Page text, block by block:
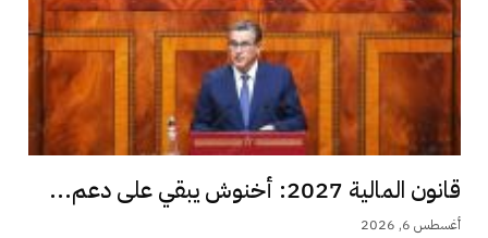
قانون المالية 2027: أخنوش يبقي على دعم...
أغسطس 6, 2026